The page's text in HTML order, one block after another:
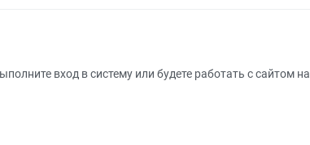
вход в систему или будете работать с сайтом на